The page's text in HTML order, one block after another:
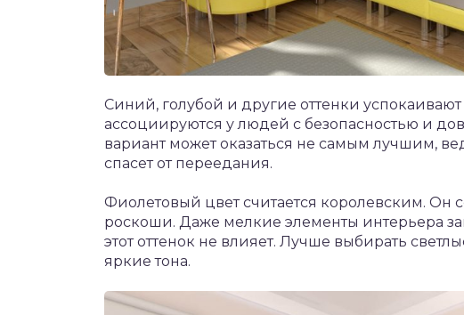
Синий, голубой и другие оттенки
ассоциируются у людей с безопасностью и
вариант может оказаться не самым лучшим,
спасет от переедания.
Фиолетовый цвет считается королевским. Он
роскоши. Даже мелкие элементы интерьера
этот оттенок не влияет. Лучше выбирать
яркие тона.